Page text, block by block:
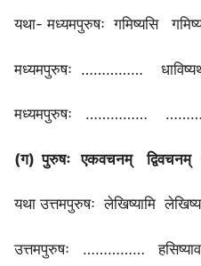
यथा- मध्यमपुरुषः गमिष्यसि
मध्यमपुरुषः ……………
मध्यमपुरुषः ……………
(ग) पुरुषः एकवचनम् द्विवचनम्
यथा उत्तमपुरुषः लेखिष्यामि
उत्तमपुरुषः ……………